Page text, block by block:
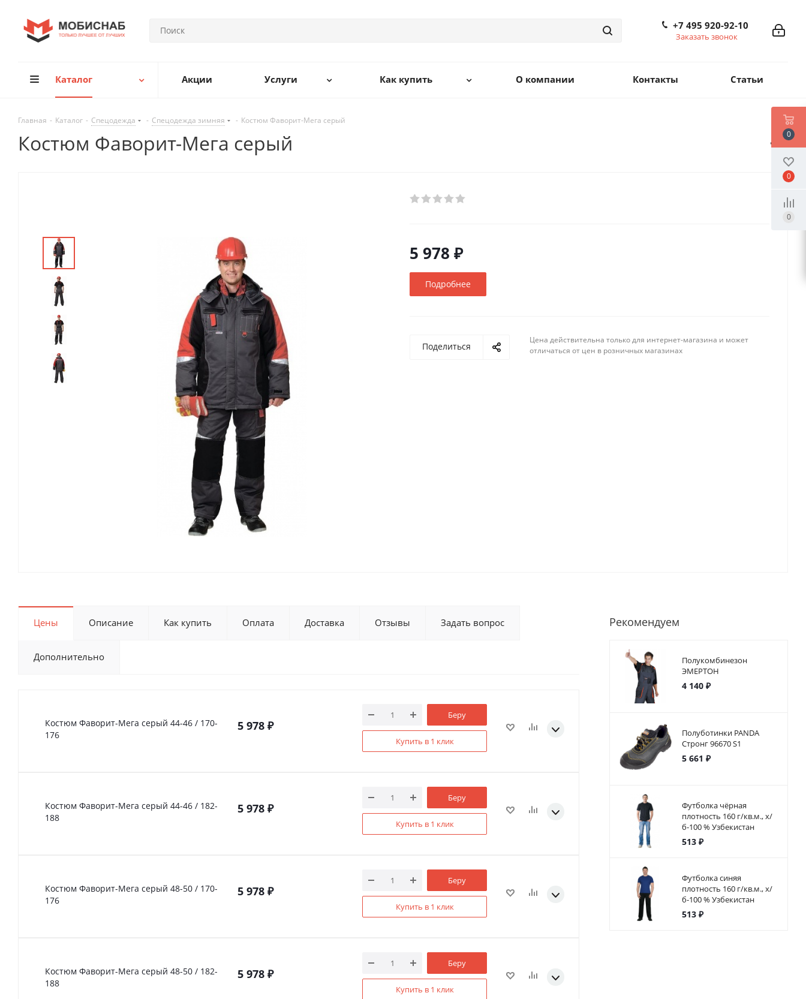
+7 495 920-92-10
Заказать звонок
Каталог Акции Услуги Как купить О компании Контакты Статьи
Главная - Каталог - Спецодежда - Спецодежда зимняя - Костюм Фаворит-Мега серый
Костюм Фаворит-Мега серый
5 978 ₽
Подробнее
Поделиться
Цена действительна только для интернет-магазина и может
отличаться от цен в розничных магазинах
Цены Описание Как купить Оплата Доставка Отзывы Задать вопрос
Дополнительно
Костюм Фаворит-Мега серый 44-46 / 170-
176
5 978 ₽
Беру
Купить в 1 клик
Костюм Фаворит-Мега серый 44-46 / 182-
188
5 978 ₽
Беру
Купить в 1 клик
Костюм Фаворит-Мега серый 48-50 / 170-
176
5 978 ₽
Беру
Купить в 1 клик
Костюм Фаворит-Мега серый 48-50 / 182-
188
5 978 ₽
Беру
Купить в 1 клик
Рекомендуем
Полукомбинезон
ЭМЕРТОН
4 140 ₽
Полуботинки PANDA
Стронг 96670 S1
5 661 ₽
Футболка чёрная
плотность 160 г/кв.м., х/
б-100 % Узбекистан
513 ₽
Футболка синяя
плотность 160 г/кв.м., х/
б-100 % Узбекистан
513 ₽
0
0
0